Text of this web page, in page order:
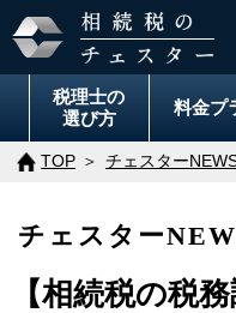
税理士の
選び方
料金プ
TOP チェスター
チェスター
【相続税の税